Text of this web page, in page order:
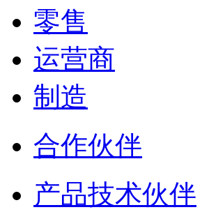
零售
运营商
制造
合作伙伴
产品技术伙伴